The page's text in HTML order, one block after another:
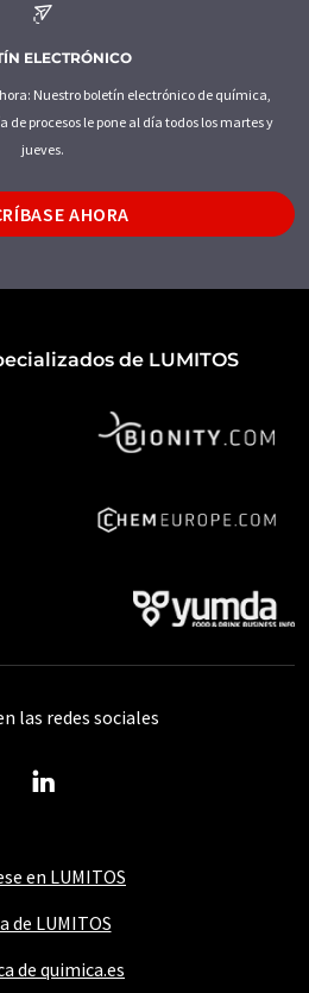
ELECTRÓNICO
Nuestro boletín electrónico de química,
procesos le pone al día todos los martes y
jueves.
AHORA
de LUMITOS
en LUMITOS
de LUMITOS
de quimica.es
las redes sociales